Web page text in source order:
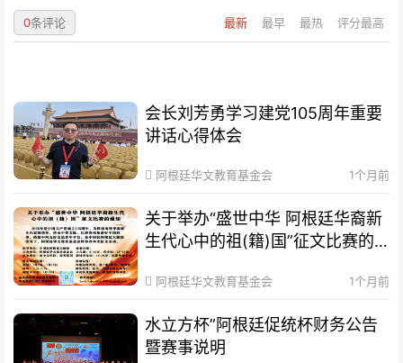
最新 最早 最热 评分最高
0条评论
会长刘芳勇学习建党105周年重要
讲话心得体会
阿根廷华文教育基金会 1个月前
关于举办“盛世中华 阿根廷华裔新
生代心中的祖(籍)国”征文比赛的
阿根廷华文教育基金会 1个月前
水立方杯”阿根廷促统杯财务公告
暨赛事说明